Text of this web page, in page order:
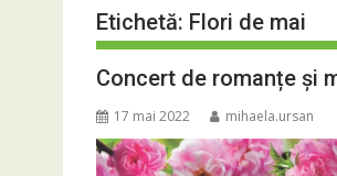
Etichetă: Flori de mai
Concert de romanțe și
17 mai 2022 mihaela.ursan